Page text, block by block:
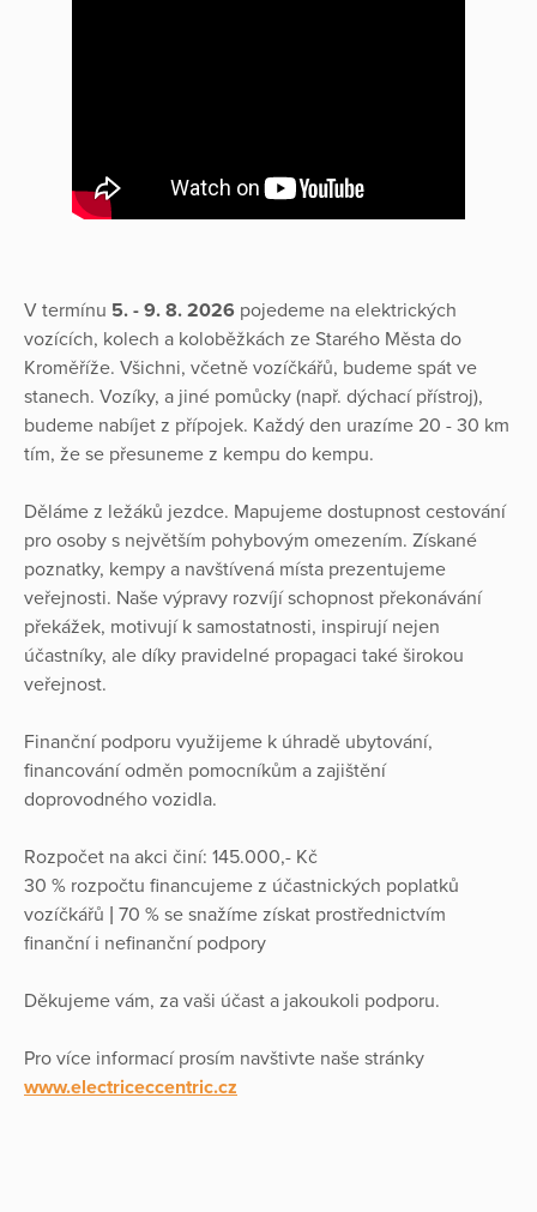
V termínu 5. - 9. 8. 2026 pojedeme na elektrických
vozících, kolech a koloběžkách ze Starého Města do
Kroměříže. Všichni, včetně vozíčkářů, budeme spát ve
stanech. Vozíky, a jiné pomůcky (např. dýchací přístroj),
budeme nabíjet z přípojek. Každý den urazíme 20 - 30 km
tím, že se přesuneme z kempu do kempu.
Děláme z ležáků jezdce. Mapujeme dostupnost cestování
pro osoby s největším pohybovým omezením. Získané
poznatky, kempy a navštívená místa prezentujeme
veřejnosti. Naše výpravy rozvíjí schopnost překonávání
překážek, motivují k samostatnosti, inspirují nejen
účastníky, ale díky pravidelné propagaci také širokou
veřejnost.
Finanční podporu využijeme k úhradě ubytování,
financování odměn pomocníkům a zajištění
doprovodného vozidla.
Rozpočet na akci činí: 145.000,- Kč
30 % rozpočtu financujeme z účastnických poplatků
vozíčkářů | 70 % se snažíme získat prostřednictvím
finanční i nefinanční podpory
Děkujeme vám, za vaši účast a jakoukoli podporu.
Pro více informací prosím navštivte naše stránky
www.electriceccentric.cz